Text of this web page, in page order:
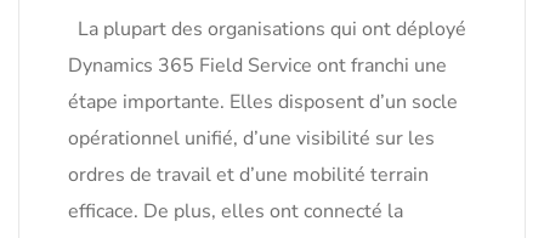
La plupart des organisations qui ont déployé
Dynamics 365 Field Service ont franchi une
étape importante. Elles disposent d’un socle
opérationnel unifié, d’une visibilité sur les
ordres de travail et d’une mobilité terrain
efficace. De plus, elles ont connecté la